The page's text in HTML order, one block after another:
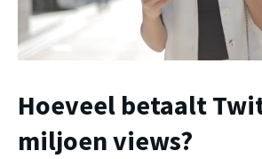
Hoeveel betaalt
miljoen views?